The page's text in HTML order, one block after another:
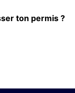
ton permis ?